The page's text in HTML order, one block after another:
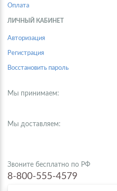
Оплата
ЛИЧНЫЙ КАБИНЕТ
Авторизация
Регистрация
Восстановить пароль
Мы принимаем:
Мы доставляем:
Звоните бесплатно по РФ
8-800-555-4579